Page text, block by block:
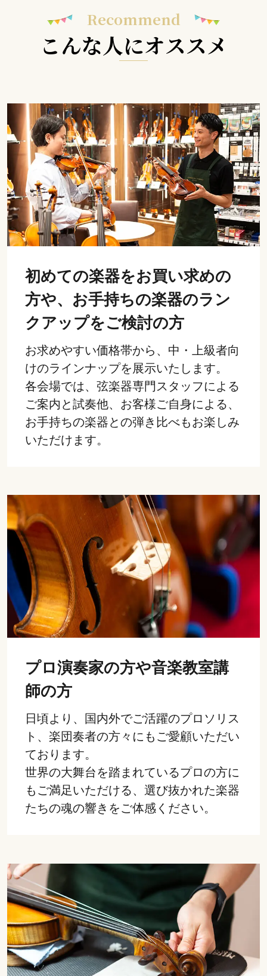
Recommend
こんな人にオススメ
初めての楽器をお買い求めの
方や、お手持ちの楽器のラン
クアップをご検討の方
お求めやすい価格帯から、中・上級者向
けのラインナップを展示いたします。
各会場では、弦楽器専門スタッフによる
ご案内と試奏他、お客様ご自身による、
お手持ちの楽器との弾き比べもお楽しみ
いただけます。
プロ演奏家の方や音楽教室講
師の方
日頃より、国内外でご活躍のプロソリス
ト、楽団奏者の方々にもご愛顧いただい
ております。
世界の大舞台を踏まれているプロの方に
もご満足いただける、選び抜かれた楽器
たちの魂の響きをご体感ください。